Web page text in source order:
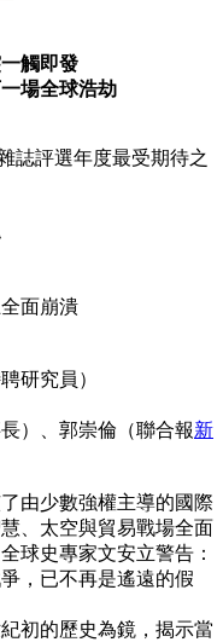
觸即發
場全球浩劫
誌評選年度最受期待之
面崩潰
研究員）
）、郭崇倫（聯合報新
由少數強權主導的國際
、太空與貿易戰場全面
球史專家文安立警告：
，已不再是遙遠的假
初的歷史為鏡，揭示當